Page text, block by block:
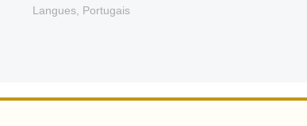
Langues, Portugais